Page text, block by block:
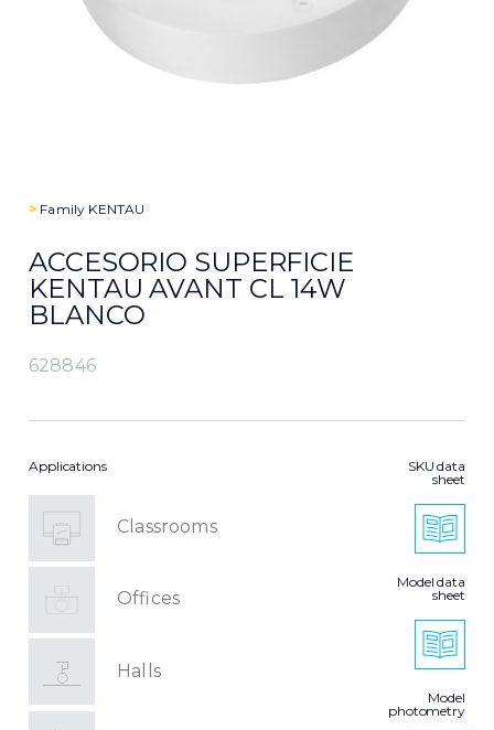
> Family KENTAU
ACCESORIO SUPERFICIE
KENTAU AVANT CL 14W
BLANCO
628846
Applications
Classrooms
Offices
Halls
SKU data
sheet
Model data
sheet
Model
photometry